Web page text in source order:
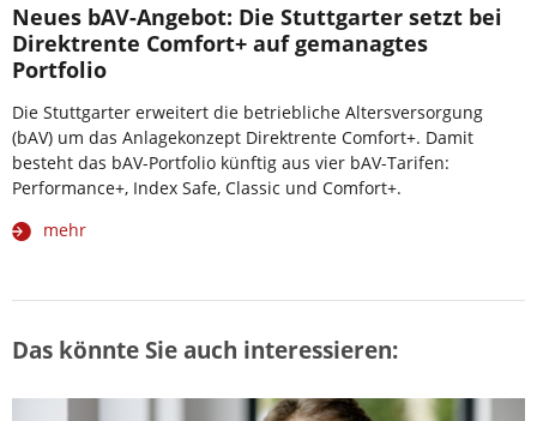
Neues bAV-Angebot: Die Stuttgarter setzt bei
Direktrente Comfort+ auf gemanagtes
Portfolio
Die Stuttgarter erweitert die betriebliche Altersversorgung
(bAV) um das Anlagekonzept Direktrente Comfort+. Damit
besteht das bAV-Portfolio künftig aus vier bAV-Tarifen:
Performance+, Index Safe, Classic und Comfort+.
mehr
Das könnte Sie auch interessieren: